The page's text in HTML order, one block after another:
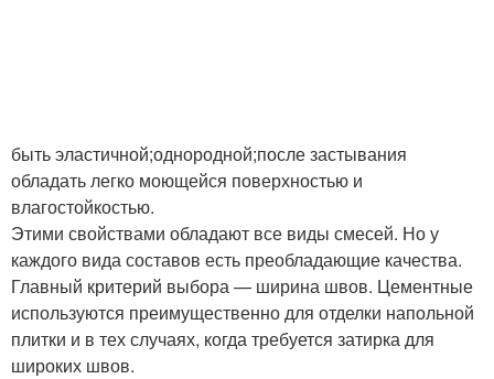
быть эластичной;однородной;после застывания
обладать легко моющейся поверхностью и
влагостойкостью.
Этими свойствами обладают все виды смесей. Но у
каждого вида составов есть преобладающие качества.
Главный критерий выбора — ширина швов. Цементные
используются преимущественно для отделки напольной
плитки и в тех случаях, когда требуется затирка для
широких швов.